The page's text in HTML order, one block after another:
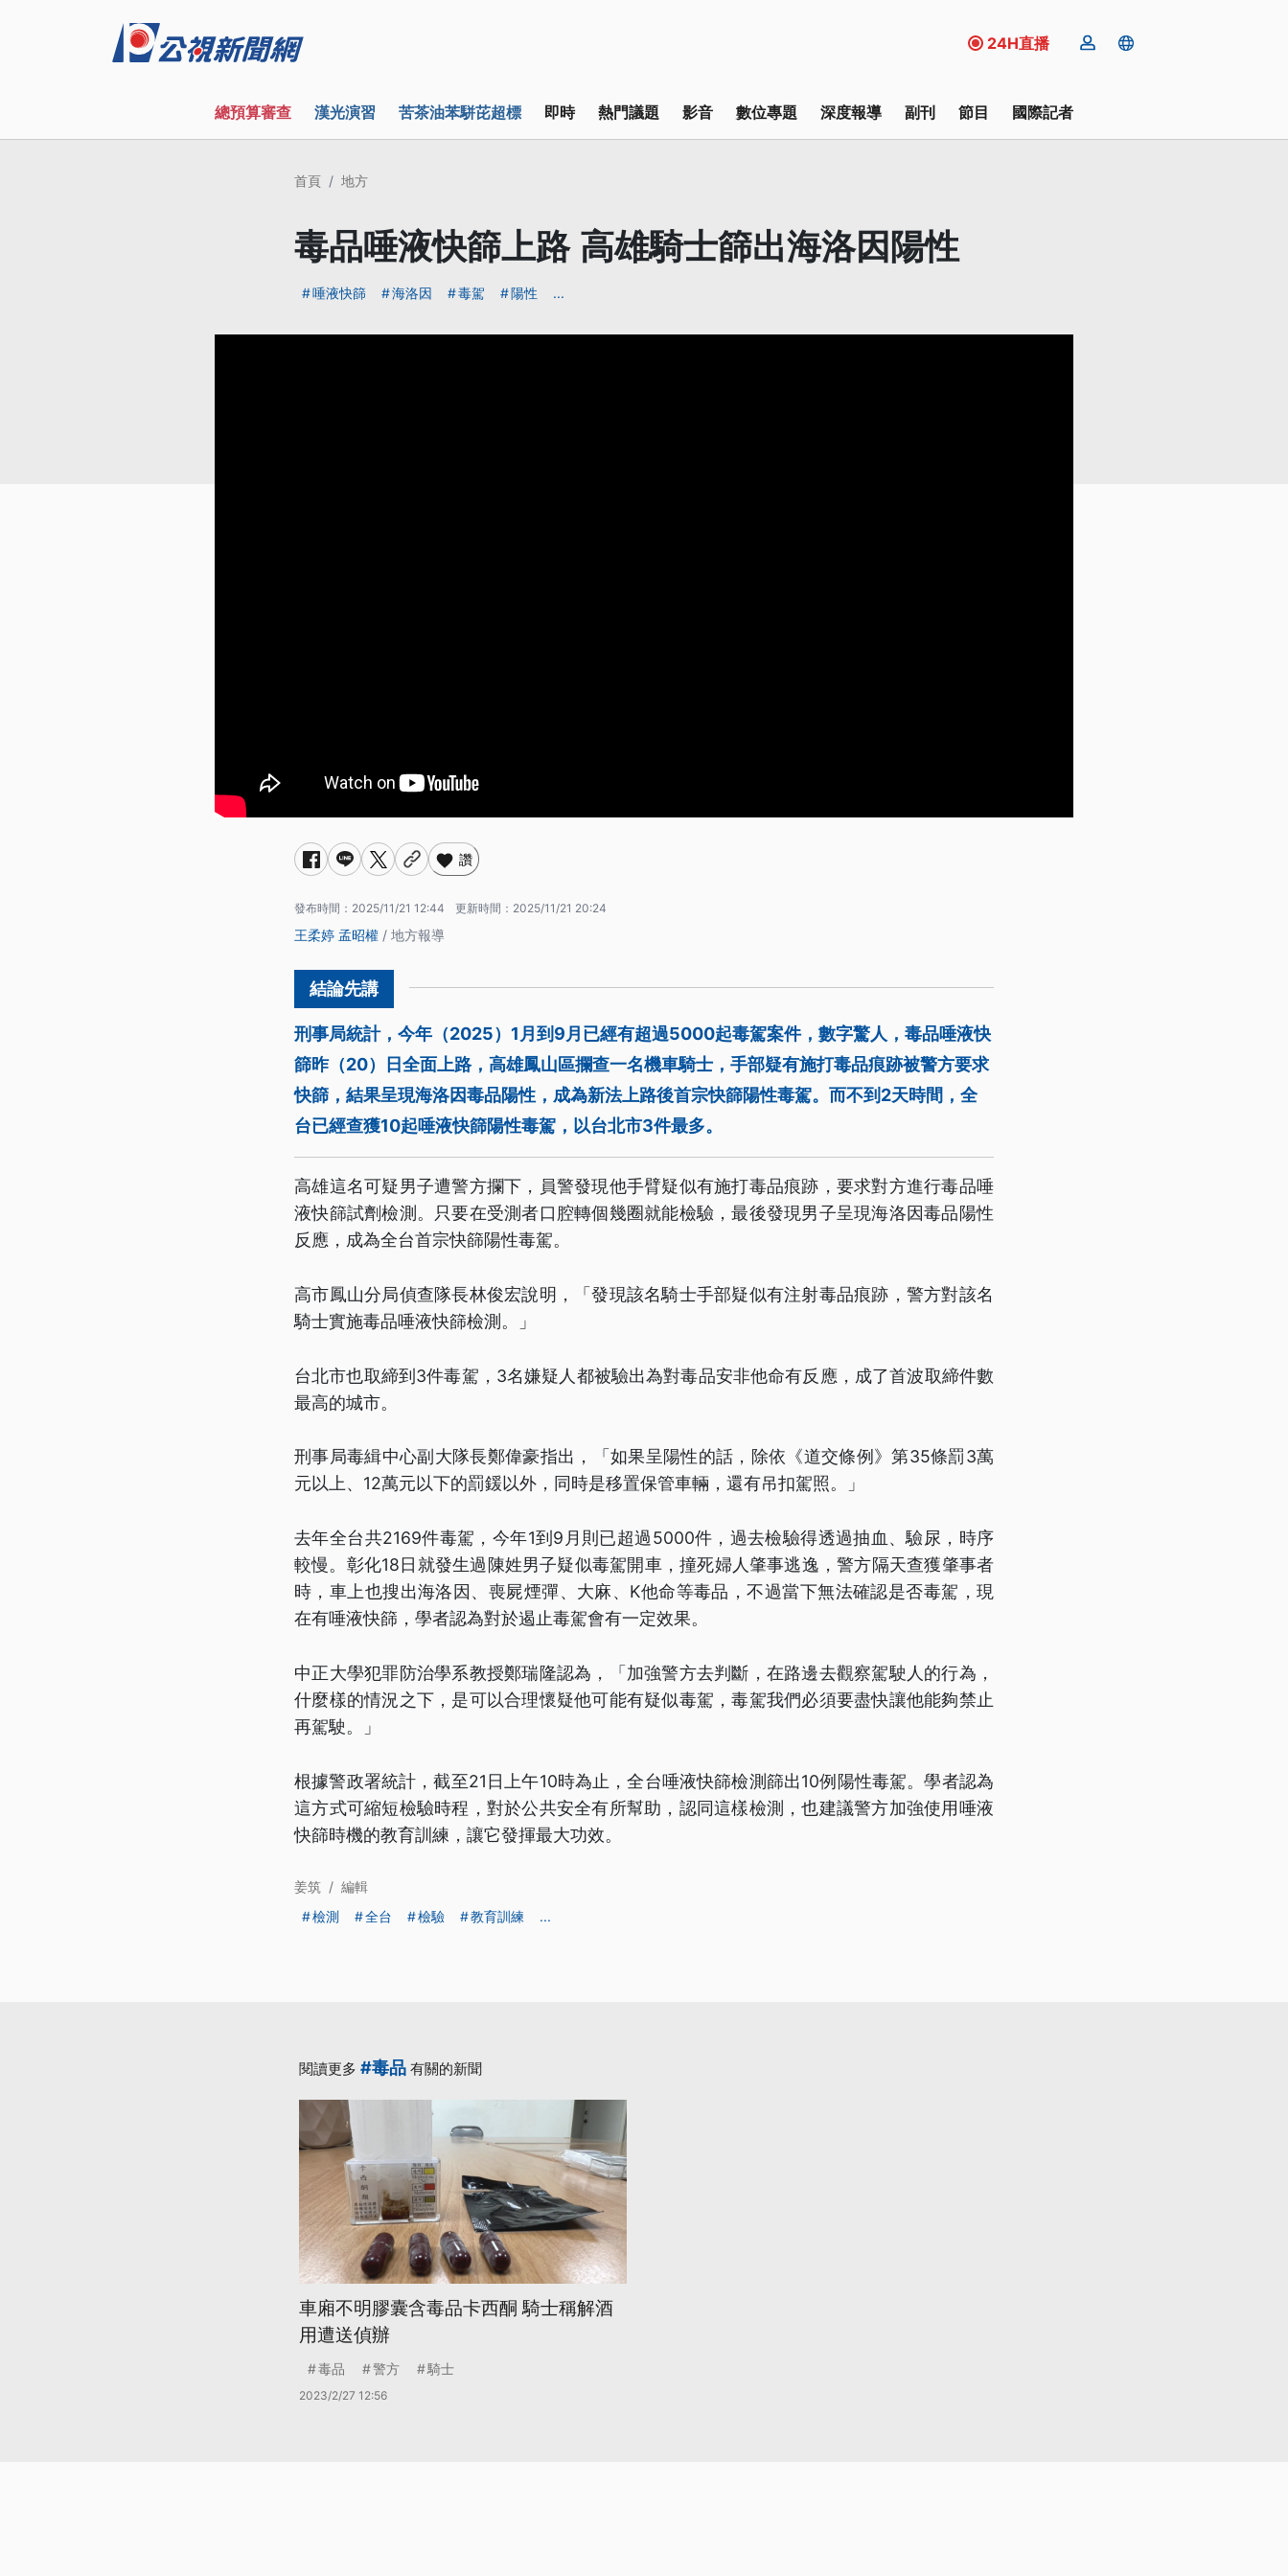
24H直播
總預算審查 漢光演習 苦茶油苯駢芘超標 即時 熱門議題 影音 數位專題 深度報導 副刊 節目 國際記者
首頁 地方
毒品唾液快篩上路 高雄騎士篩出海洛因陽性
唾液快篩 海洛因 毒駕 陽性 ...
讚
發布時間： 2025/11/21 12:44 更新時間： 2025/11/21 20:24
王柔婷 孟昭權 / 地方報導
刑事局統計，今年（2025）1月到9月已經有超過5000起毒駕案件，數字驚人，毒品唾液快
篩昨（20）日全面上路，高雄鳳山區攔查一名機車騎士，手部疑有施打毒品痕跡被警方要求
快篩，結果呈現海洛因毒品陽性，成為新法上路後首宗快篩陽性毒駕。而不到2天時間，全
台已經查獲10起唾液快篩陽性毒駕，以台北市3件最多。
高雄這名可疑男子遭警方攔下，員警發現他手臂疑似有施打毒品痕跡，要求對方進行毒品唾
液快篩試劑檢測。只要在受測者口腔轉個幾圈就能檢驗，最後發現男子呈現海洛因毒品陽性
反應，成為全台首宗快篩陽性毒駕。
高市鳳山分局偵查隊長林俊宏說明，「發現該名騎士手部疑似有注射毒品痕跡，警方對該名
騎士實施毒品唾液快篩檢測。」
台北市也取締到3件毒駕，3名嫌疑人都被驗出為對毒品安非他命有反應，成了首波取締件數
最高的城市。
刑事局毒緝中心副大隊長鄭偉豪指出，「如果呈陽性的話，除依《道交條例》第35條罰3萬
元以上、12萬元以下的罰鍰以外，同時是移置保管車輛，還有吊扣駕照。」
去年全台共2169件毒駕，今年1到9月則已超過5000件，過去檢驗得透過抽血、驗尿，時序
較慢。彰化18日就發生過陳姓男子疑似毒駕開車，撞死婦人肇事逃逸，警方隔天查獲肇事者
時，車上也搜出海洛因、喪屍煙彈、大麻、K他命等毒品，不過當下無法確認是否毒駕，現
在有唾液快篩，學者認為對於遏止毒駕會有一定效果。
中正大學犯罪防治學系教授鄭瑞隆認為，「加強警方去判斷，在路邊去觀察駕駛人的行為，
什麼樣的情況之下，是可以合理懷疑他可能有疑似毒駕，毒駕我們必須要盡快讓他能夠禁止
再駕駛。」
根據警政署統計，截至21日上午10時為止，全台唾液快篩檢測篩出10例陽性毒駕。學者認為
這方式可縮短檢驗時程，對於公共安全有所幫助，認同這樣檢測，也建議警方加強使用唾液
快篩時機的教育訓練，讓它發揮最大功效。
姜筑 / 編輯
檢測
全台 檢驗 教育訓練 ...
閱讀更多 #毒品 有關的新聞
車廂不明膠囊含毒品卡西酮 騎士稱解酒
用遭送偵辦
毒品 警方 騎士
2023/2/27 12:56